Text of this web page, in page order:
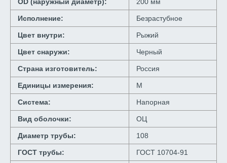
Исполнение: Безрастубное
Цвет внутри: Рыжий
Цвет снаружи: Черный
Страна изготовитель: Россия
Единицы измерения: М
Система: Напорная
Вид оболочки: ОЦ
Диаметр трубы: 108
ГОСТ трубы: ГОСТ 10704-91